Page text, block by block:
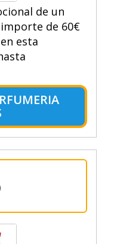
de un
importe de 60€
esta